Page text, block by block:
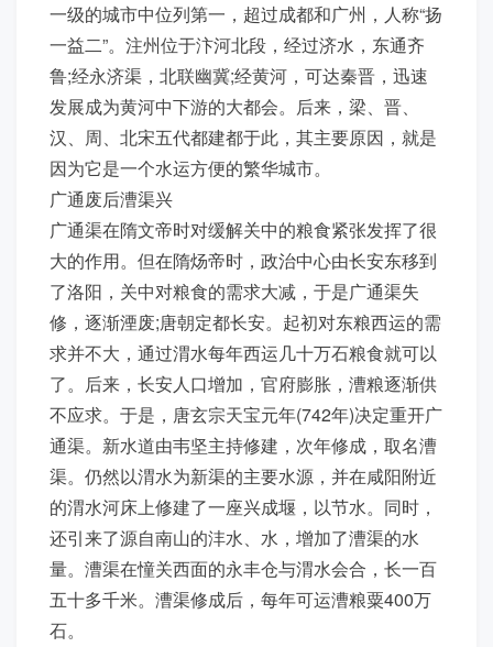
一级的城市中位列第一，超过成都和广州，人称“扬
一益二”。注州位于汴河北段，经过济水，东通齐
鲁;经永济渠，北联幽冀;经黄河，可达秦晋，迅速
发展成为黄河中下游的大都会。后来，梁、晋、
汉、周、北宋五代都建都于此，其主要原因，就是
因为它是一个水运方便的繁华城市。
广通废后漕渠兴
广通渠在隋文帝时对缓解关中的粮食紧张发挥了很
大的作用。但在隋炀帝时，政治中心由长安东移到
了洛阳，关中对粮食的需求大减，于是广通渠失
修，逐渐湮废;唐朝定都长安。起初对东粮西运的需
求并不大，通过渭水每年西运几十万石粮食就可以
了。后来，长安人口增加，官府膨胀，漕粮逐渐供
不应求。于是，唐玄宗天宝元年(742年)决定重开广
通渠。新水道由韦坚主持修建，次年修成，取名漕
渠。仍然以渭水为新渠的主要水源，并在咸阳附近
的渭水河床上修建了一座兴成堰，以节水。同时，
还引来了源自南山的沣水、水，增加了漕渠的水
量。漕渠在憧关西面的永丰仓与渭水会合，长一百
五十多千米。漕渠修成后，每年可运漕粮粟400万
石。